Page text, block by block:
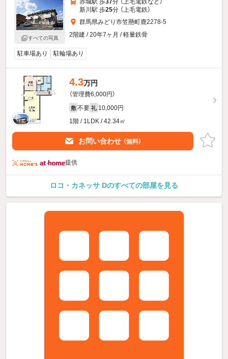
すべての写真
新川駅 歩25分 （上毛電鉄）
群馬県みどり市笠懸町鹿2278-5
2階建 / 20年7ヶ月 / 軽量鉄骨
駐車場あり 駐輪場あり
4.3万円
（管理費6,000円）
敷 不要 礼 10,000円
1階 / 1LDK / 42.34㎡
お問い合わせ （無料）
提供
ロコ・カネッサ Dのすべての部屋を見る